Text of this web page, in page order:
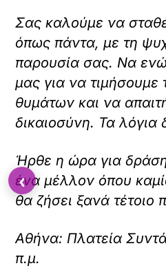
χ
ό
μ
ε
ο
.
Σας καλούμε να
όπως πάντα, με τη
παρουσία σας. Να
μας για να
θυμάτων και να
δικαιοσύνη. Τα λόγια
Ήρθε η ώρα για
ένα μέλλον όπου
θα ζήσει ξανά τέτοιο
Αθήνα: Πλατεία
π.μ.
‹